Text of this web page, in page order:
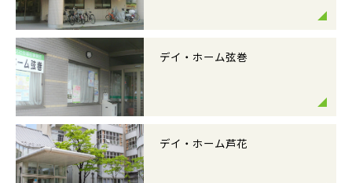
デイ・ホーム弦巻
デイ・ホーム芦花